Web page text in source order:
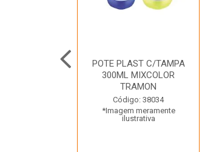
POTE PLAST C/TAMPA
300ML MIXCOLOR
TRAMON
Código: 38034
*Imagem meramente
ilustrativa